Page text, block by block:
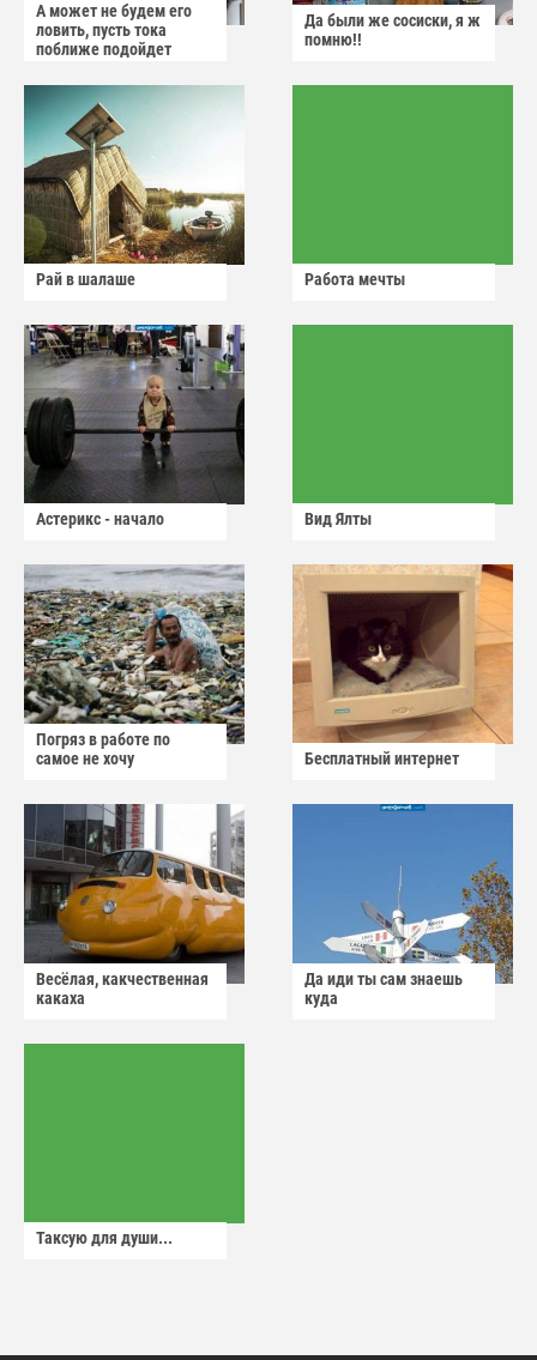
А может не будем его
ловить, пусть тока
поближе подойдет
Да были же сосиски, я ж
помню!!
Рай в шалаше Работа мечты
Астерикс - начало Вид Ялты
Погряз в работе по
самое не хочу
Бесплатный интернет
Весёлая, какчественная
какаха
Да иди ты сам знаешь
куда
Таксую для души...